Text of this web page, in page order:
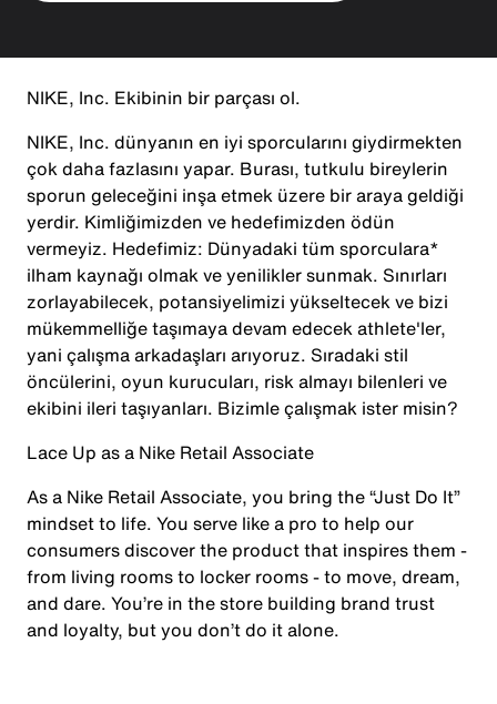
NIKE, Inc. Ekibinin bir parçası ol.
NIKE, Inc. dünyanın en iyi sporcularını giydirmekten
çok daha fazlasını yapar. Burası, tutkulu bireylerin
sporun geleceğini inşa etmek üzere bir araya geldiği
yerdir. Kimliğimizden ve hedefimizden ödün
vermeyiz. Hedefimiz: Dünyadaki tüm sporculara*
ilham kaynağı olmak ve yenilikler sunmak. Sınırları
zorlayabilecek, potansiyelimizi yükseltecek ve bizi
mükemmelliğe taşımaya devam edecek athlete'ler,
yani çalışma arkadaşları arıyoruz. Sıradaki stil
öncülerini, oyun kurucuları, risk almayı bilenleri ve
ekibini ileri taşıyanları. Bizimle çalışmak ister misin?
Lace Up as a Nike Retail Associate
As a Nike Retail Associate, you bring the “Just Do It”
mindset to life. You serve like a pro to help our
consumers discover the product that inspires them -
from living rooms to locker rooms - to move, dream,
and dare. You’re in the store building brand trust
and loyalty, but you don’t do it alone.